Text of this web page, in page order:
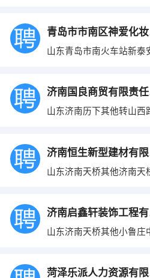
青
山东青岛市南火车站新泰
济
山东济南历下其他转山西
济
山东济南天桥其他济南天
济
山东济南天桥其他小鲁庄
菏